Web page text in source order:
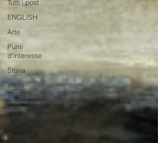
Tutti i post
ENGLISH
Arte
Punti
d'interesse
Storia
Visite
guidate
Podcast
Cibo e vino